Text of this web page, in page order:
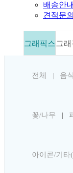
배송안내
견적문의
그래픽스
전체 | 음
꽃/나무 |
아이콘/기타
그래
후기많은순
최근등
헤어